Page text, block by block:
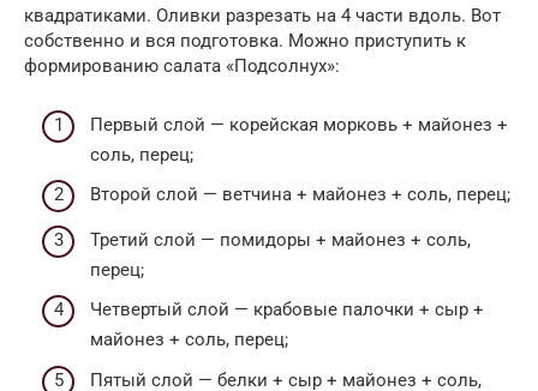
квадратиками. Оливки разрезать на 4 части вдоль. Вот
собственно и вся подготовка. Можно приступить к
формированию салата «Подсолнух»:
Первый слой — корейская морковь + майонез +
соль, перец;
Второй слой — ветчина + майонез + соль, перец;
Третий слой — помидоры + майонез + соль,
перец;
Четвертый слой — крабовые палочки + сыр +
майонез + соль, перец;
Пятый слой — белки + сыр + майонез + соль,